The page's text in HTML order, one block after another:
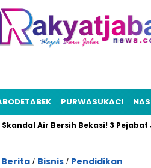
PURWASUKACI
Air Bersih Bekasi! 3 Pejabat Jadi
Berita / Bisnis / Pendidikan